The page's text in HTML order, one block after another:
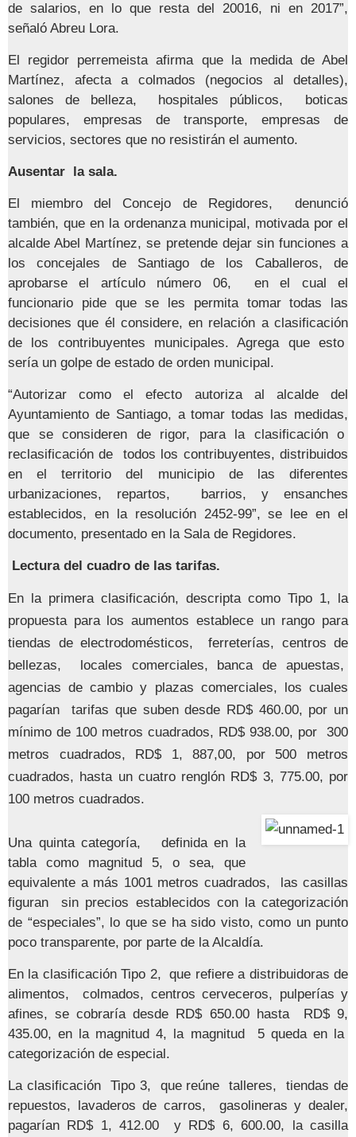
de salarios, en lo que resta del 20016, ni en 2017”,
señaló Abreu Lora.
El regidor perremeista afirma que la medida de Abel
Martínez, afecta a colmados (negocios al detalles),
salones de belleza, hospitales públicos, boticas
populares, empresas de transporte, empresas de
servicios, sectores que no resistirán el aumento.
Ausentar la sala.
El miembro del Concejo de Regidores, denunció
también, que en la ordenanza municipal, motivada por el
alcalde Abel Martínez, se pretende dejar sin funciones a
los concejales de Santiago de los Caballeros, de
aprobarse el artículo número 06, en el cual el
funcionario pide que se les permita tomar todas las
decisiones que él considere, en relación a clasificación
de los contribuyentes municipales. Agrega que esto
sería un golpe de estado de orden municipal.
“Autorizar como el efecto autoriza al alcalde del
Ayuntamiento de Santiago, a tomar todas las medidas,
que se consideren de rigor, para la clasificación o
reclasificación de todos los contribuyentes, distribuidos
en el territorio del municipio de las diferentes
urbanizaciones, repartos, barrios, y ensanches
establecidos, en la resolución 2452-99”, se lee en el
documento, presentado en la Sala de Regidores.
Lectura del cuadro de las tarifas.
En la primera clasificación, descripta como Tipo 1, la
propuesta para los aumentos establece un rango para
tiendas de electrodomésticos, ferreterías, centros de
bellezas, locales comerciales, banca de apuestas,
agencias de cambio y plazas comerciales, los cuales
pagarían tarifas que suben desde RD$ 460.00, por un
mínimo de 100 metros cuadrados, RD$ 938.00, por 300
metros cuadrados, RD$ 1, 887,00, por 500 metros
cuadrados, hasta un cuatro renglón RD$ 3, 775.00, por
100 metros cuadrados.
Una quinta categoría, definida en la
tabla como magnitud 5, o sea, que
equivalente a más 1001 metros cuadrados, las casillas
figuran sin precios establecidos con la categorización
de “especiales”, lo que se ha sido visto, como un punto
poco transparente, por parte de la Alcaldía.
En la clasificación Tipo 2, que refiere a distribuidoras de
alimentos, colmados, centros cerveceros, pulperías y
afines, se cobraría desde RD$ 650.00 hasta RD$ 9,
435.00, en la magnitud 4, la magnitud 5 queda en la
categorización de especial.
La clasificación Tipo 3, que reúne talleres, tiendas de
repuestos, lavaderos de carros, gasolineras y dealer,
pagarían RD$ 1, 412.00 y RD$ 6, 600.00, la casilla